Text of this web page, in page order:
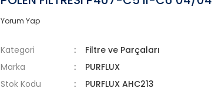
Yorum Yap
Kategori
Filtre ve Parçaları
Marka
PURFLUX
Stok Kodu
PURFLUX AHC213